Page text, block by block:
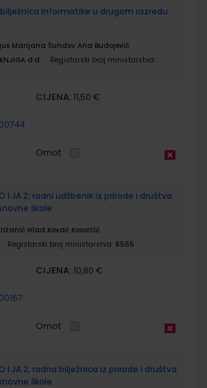
bilježnica informatike u drugom razredu
Marijana Šundov Ana Budojević
d.d.
Registarski broj ministarstva:
CIJENA: 11,50 €
Omot
I JA 2; radni udžbenik iz prirode i društva
škole
Hlad Kovač Kosorčić
Registarski broj ministarstva: 6565
CIJENA: 10,80 €
Omot
I JA 2; radna bilježnica iz prirode i društva
škole